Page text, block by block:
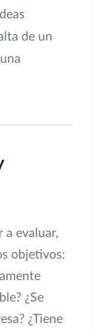
de un
a evaluar,
objetivos:
¿Se
¿Tiene